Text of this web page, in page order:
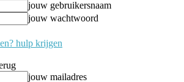
jouw gebruikersnaam
jouw wachtwoord
hulp krijgen
jouw mailadres